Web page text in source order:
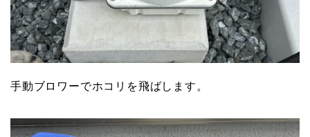
手動ブロワーでホコリを飛ばします。